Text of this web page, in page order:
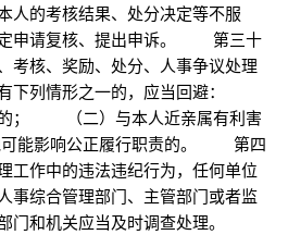
人的考核结果、处分决定等不服
定申请复核、提出申诉。 第三十
核、奖励、处分、人事争议处理
下列情形之一的，应当回避：
的； （二）与本人近亲属有利害
能影响公正履行职责的。 第四
作中的违法违纪行为，任何单位
事综合管理部门、主管部门或者监
部门和机关应当及时调查处理。